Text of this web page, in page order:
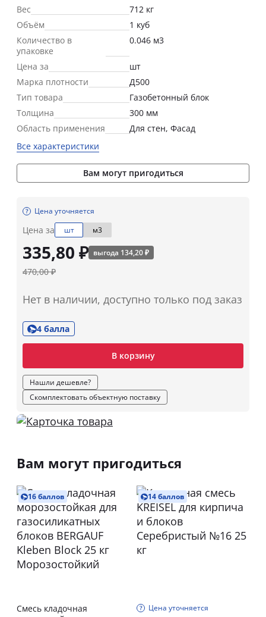
Вес
712 кг
Объём
1 куб
Количество в
упаковке
0.046 м3
Цена за
шт
Марка плотности
Д500
Тип товара
Газобетонный блок
Толщина
300 мм
Область применения
Для стен, Фасад
Все характеристики
Вам могут пригодиться
Цена уточняется
Цена за шт м3
335,80 ₽ выгода 134,20 ₽
470,00 ₽
Нет в наличии, доступно только под заказ
4 балла
В корзину
Нашли дешевле?
Скомплектовать объектную поставку
Вам могут пригодиться
16 баллов
Смесь кладочная
14 баллов
Цена уточняется